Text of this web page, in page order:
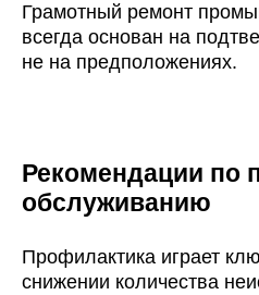
Грамотный ремонт
всегда основан на
не на предположениях.
Рекомендации по
обслуживанию
Профилактика играет
снижении количества